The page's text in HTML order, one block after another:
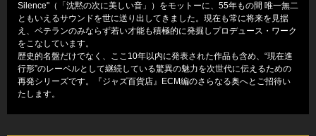
Silence"（「沈黙の次に美しい音」）をモットーに、55年もの間 唯一無二
ともいえるサウンドを世に送り出してきました。現在も常に将来を見据
え、ベテランのみならず若い才能も積極的に発掘しプロデュース・ワーク
をこなしています。
歴史的名盤だけでなく、ここ10年以内に発表された作品も含め、“現在進
行形”のレーベルとして継続している驚異の魅力を次世代に伝えるための
再発シリーズです。
『ジャズ百貨店』
ECM編のさらなる奥へとご招待い
たします。